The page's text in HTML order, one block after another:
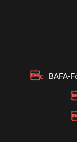
BAFA-